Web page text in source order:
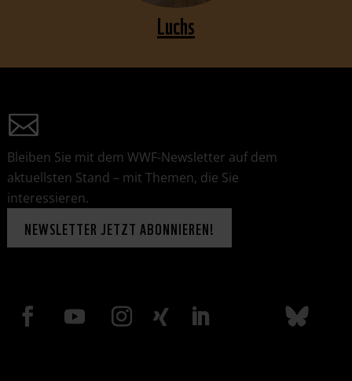
Luchs
Bleiben Sie mit dem WWF-Newsletter auf dem
aktuellsten Stand – mit Themen, die Sie
interessieren.
NEWSLETTER JETZT ABONNIEREN!